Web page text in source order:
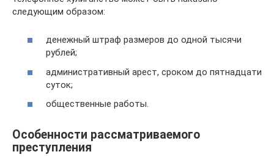
следующим образом:
денежный штраф размеров до одной тысячи
рублей;
административный арест, сроком до пятнадцати
суток;
общественные работы.
Особенности рассматриваемого
преступления